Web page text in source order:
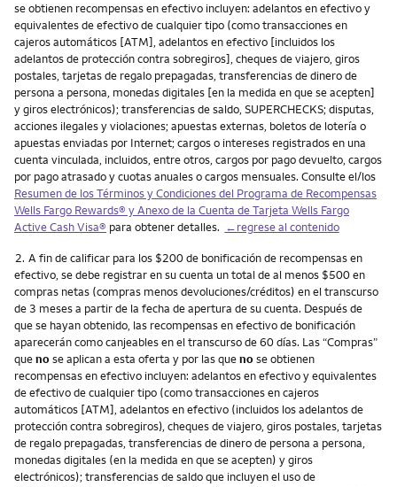
se obtienen recompensas en efectivo incluyen: adelantos en efectivo y
equivalentes de efectivo de cualquier tipo (como transacciones en
cajeros automáticos [ATM], adelantos en efectivo [incluidos los
adelantos de protección contra sobregiros], cheques de viajero, giros
postales, tarjetas de regalo prepagadas, transferencias de dinero de
persona a persona, monedas digitales [en la medida en que se acepten]
y giros electrónicos); transferencias de saldo, SUPERCHECKS; disputas,
acciones ilegales y violaciones; apuestas externas, boletos de lotería o
apuestas enviadas por Internet; cargos o intereses registrados en una
cuenta vinculada, incluidos, entre otros, cargos por pago devuelto, cargos
por pago atrasado y cuotas anuales o cargos mensuales. Consulte el/los
Resumen de los Términos y Condiciones del Programa de Recompensas
Wells Fargo Rewards® y Anexo de la Cuenta de Tarjeta Wells Fargo
Active Cash Visa® para obtener detalles. ←regrese al contenido
Nota
2. A fin de calificar para los $200 de bonificación de recompensas en
efectivo, se debe registrar en su cuenta un total de al menos $500 en
compras netas (compras menos devoluciones/créditos) en el transcurso
de 3 meses a partir de la fecha de apertura de su cuenta. Después de
que se hayan obtenido, las recompensas en efectivo de bonificación
aparecerán como canjeables en el transcurso de 60 días. Las “Compras”
quenose aplican a esta oferta y por las quenose obtienen
recompensas en efectivo incluyen: adelantos en efectivo y equivalentes
de efectivo de cualquier tipo (como transacciones en cajeros
automáticos [ATM], adelantos en efectivo (incluidos los adelantos de
protección contra sobregiros), cheques de viajero, giros postales, tarjetas
de regalo prepagadas, transferencias de dinero de persona a persona,
monedas digitales (en la medida en que se acepten) y giros
electrónicos); transferencias de saldo que incluyen el uso de